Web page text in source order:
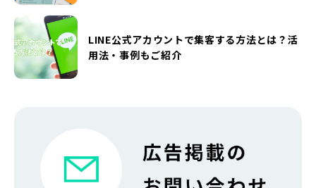
LINE公式アカウントで集客する方法とは？活
用法・事例もご紹介